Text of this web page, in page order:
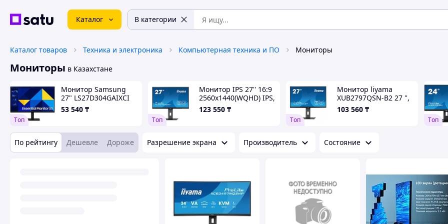
Каталог В категории
Каталог товаров Техника и электроника Компьютерная техника и ПО Мониторы
Мониторы в Казахстане
Tоп
Монитор Samsung
27" LS27D304GAIXCI
53 540 ₸
Tоп
Монитор IPS 27'' 16:9
2560х1440(WQHD) IPS,
300 cd/m2, 1300:1
XUB2797QSNB2
123 550 ₸
Tоп
Монитор liyama
XUB2797QSN-B2 27 ",
IPS, Quad HD
2560x1440 16:9, 100 Гц
103 560 ₸
Tоп
По рейтингу Дешевле Дороже Разрешение экрана Производитель Состояние